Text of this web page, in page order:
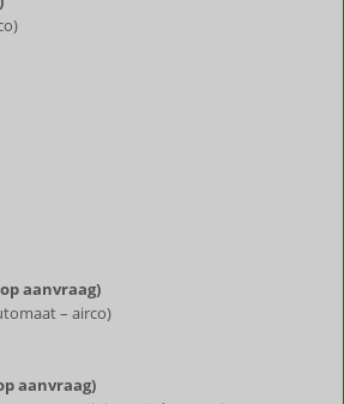
aanvraag)
– airco)
aanvraag)